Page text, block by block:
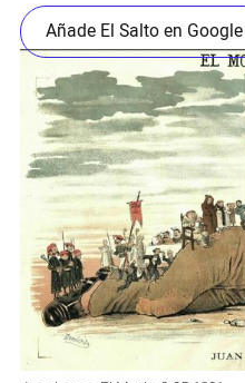
Añade El Salto en Google